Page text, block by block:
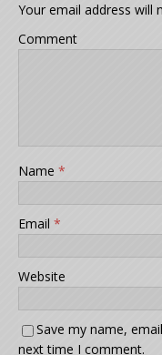
Your email address will
Comment
Name *
Email *
Website
Save my name,
next time I comment.